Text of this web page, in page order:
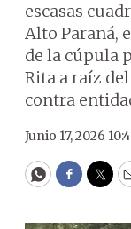
escasas
Alto Paraná,
de la cúpula
Rita a raíz
contra
Junio 17, 2026
WhatsApp